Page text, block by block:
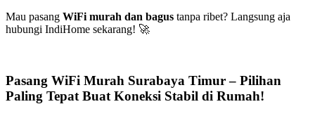
Mau pasang WiFi murah dan bagus tanpa ribet? Langsung aja
hubungi IndiHome sekarang! 🚀
Pasang WiFi Murah Surabaya Timur – Pilihan
Paling Tepat Buat Koneksi Stabil di Rumah!